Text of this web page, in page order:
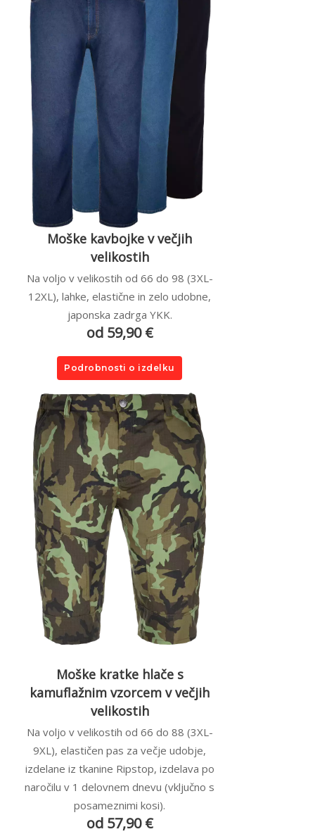
Moške kavbojke v večjih
velikostih
Na voljo v velikostih od 66 do 98 (3XL-
12XL), lahke, elastične in zelo udobne,
japonska zadrga YKK.
od 59,90 €
Podrobnosti o izdelku
Moške kratke hlače s
kamuflažnim vzorcem v večjih
velikostih
Na voljo v velikostih od 66 do 88 (3XL-
9XL), elastičen pas za večje udobje,
izdelane iz tkanine Ripstop, izdelava po
naročilu v 1 delovnem dnevu (vključno s
posameznimi kosi).
od 57,90 €